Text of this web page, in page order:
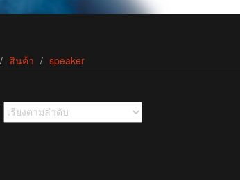
สินค้า speaker